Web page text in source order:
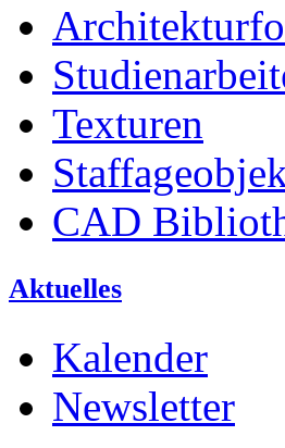
Texturen
CAD
Aktuelles
Kalender
Newsletter